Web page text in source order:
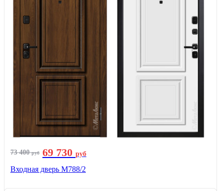
73 400руб 69 730 руб
Входная дверь М788/2